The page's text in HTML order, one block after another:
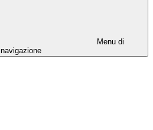
Menu di
navigazione